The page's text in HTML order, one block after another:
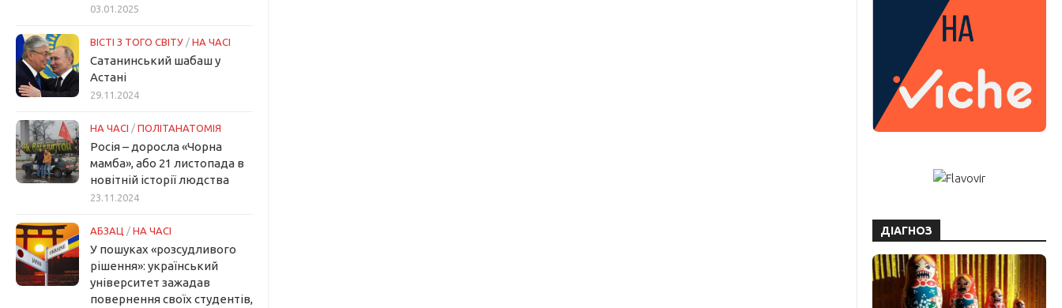
03.01.2025
ВІСТІ З ТОГО СВІТУ / НА ЧАСІ
Сатанинський шабаш у
Астані
29.11.2024
НА ЧАСІ / ПОЛІТАНАТОМІЯ
Росія – доросла «Чорна
мамба», або 21 листопада в
новітній історії людства
23.11.2024
АБЗАЦ / НА ЧАСІ
У пошуках «розсудливого
рішення»: український
університет зажадав
повернення своїх студентів,
ДІАГНОЗ